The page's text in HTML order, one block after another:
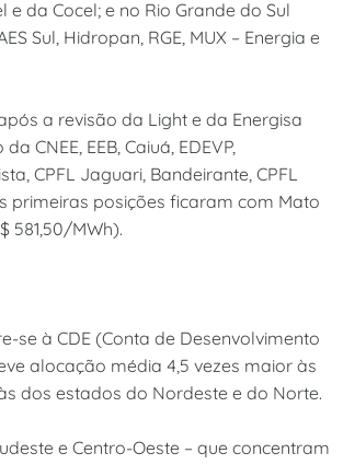
da Cocel; e no Rio Grande do Sul
Sul, Hidropan, RGE, MUX – Energia e
a revisão da Light e da Energisa
CNEE, EEB, Caiuá, EDEVP,
CPFL Jaguari, Bandeirante, CPFL
primeiras posições ficaram com Mato
581,50/MWh).
à CDE (Conta de Desenvolvimento
alocação média 4,5 vezes maior às
dos estados do Nordeste e do Norte.
e Centro-Oeste – que concentram